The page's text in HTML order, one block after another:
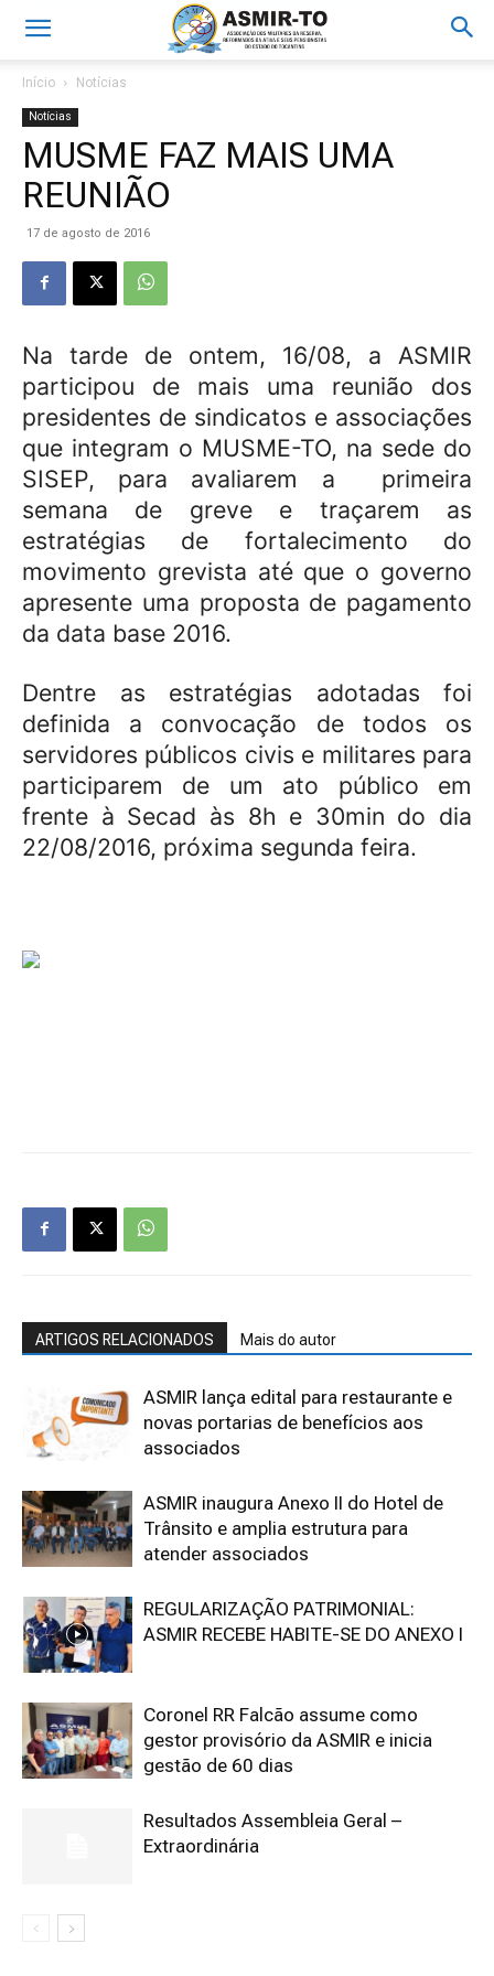
Início Notícias
Notícias
MUSME FAZ MAIS UMA
REUNIÃO
17 de agosto de 2016
Na tarde de ontem, 16/08, a ASMIR
participou de mais uma reunião dos
presidentes de sindicatos e associações
que integram o MUSME-TO, na sede do
SISEP, para avaliarem a primeira
semana de greve e traçarem as
estratégias de fortalecimento do
movimento grevista até que o governo
apresente uma proposta de pagamento
da data base 2016.
Dentre as estratégias adotadas foi
definida a convocação de todos os
servidores públicos civis e militares para
participarem de um ato público em
frente à Secad às 8h e 30min do dia
22/08/2016, próxima segunda feira.
ARTIGOS RELACIONADOS Mais do autor
ASMIR lança edital para restaurante e
novas portarias de benefícios aos
associados
ASMIR inaugura Anexo II do Hotel de
Trânsito e amplia estrutura para
atender associados
REGULARIZAÇÃO PATRIMONIAL:
ASMIR RECEBE HABITE-SE DO ANEXO I
Coronel RR Falcão assume como
gestor provisório da ASMIR e inicia
gestão de 60 dias
Resultados Assembleia Geral –
Extraordinária